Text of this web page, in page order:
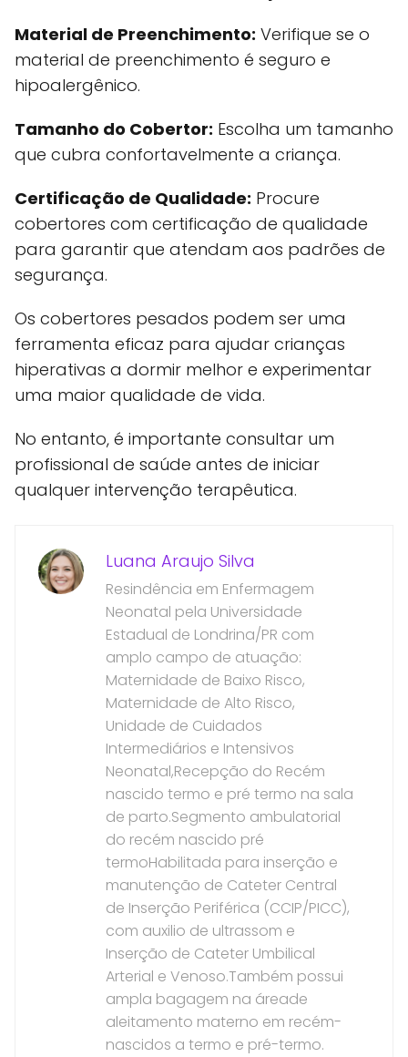
Material de Preenchimento: Verifique se o
material de preenchimento é seguro e
hipoalergênico.
Tamanho do Cobertor: Escolha um tamanho
que cubra confortavelmente a criança.
Certificação de Qualidade: Procure
cobertores com certificação de qualidade
para garantir que atendam aos padrões de
segurança.
Os cobertores pesados podem ser uma
ferramenta eficaz para ajudar crianças
hiperativas a dormir melhor e experimentar
uma maior qualidade de vida.
No entanto, é importante consultar um
profissional de saúde antes de iniciar
qualquer intervenção terapêutica.
Luana Araujo Silva
Resindência em Enfermagem
Neonatal pela Universidade
Estadual de Londrina/PR com
amplo campo de atuação:
Maternidade de Baixo Risco,
Maternidade de Alto Risco,
Unidade de Cuidados
Intermediários e Intensivos
Neonatal,Recepção do Recém
nascido termo e pré termo na sala
de parto.Segmento ambulatorial
do recém nascido pré
termoHabilitada para inserção e
manutenção de Cateter Central
de Inserção Periférica (CCIP/PICC),
com auxilio de ultrassom e
Inserção de Cateter Umbilical
Arterial e Venoso.Também possui
ampla bagagem na áreade
aleitamento materno em recém-
nascidos a termo e pré-termo.